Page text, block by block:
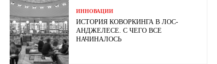
ИННОВАЦИИ
ИСТОРИЯ КОВОРКИНГА В ЛОС-
АНДЖЕЛЕСЕ. С ЧЕГО ВСЕ
НАЧИНАЛОСЬ